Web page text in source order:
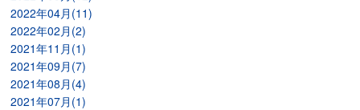
2022年04月(11)
2022年02月(2)
2021年11月(1)
2021年09月(7)
2021年08月(4)
2021年07月(1)